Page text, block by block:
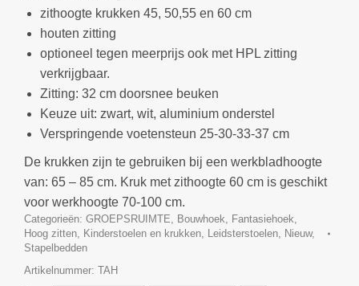
zithoogte krukken 45, 50,55 en 60 cm
houten zitting
optioneel tegen meerprijs ook met HPL zitting
verkrijgbaar.
Zitting: 32 cm doorsnee beuken
Keuze uit: zwart, wit, aluminium onderstel
Verspringende voetensteun 25-30-33-37 cm
De krukken zijn te gebruiken bij een werkbladhoogte
van: 65 – 85 cm. Kruk met zithoogte 60 cm is geschikt
voor werkhoogte 70-100 cm.
Categorieën: GROEPSRUIMTE, Bouwhoek, Fantasiehoek,
Hoog zitten, Kinderstoelen en krukken, Leidsterstoelen, Nieuw,
Stapelbedden
Artikelnummer: TAH